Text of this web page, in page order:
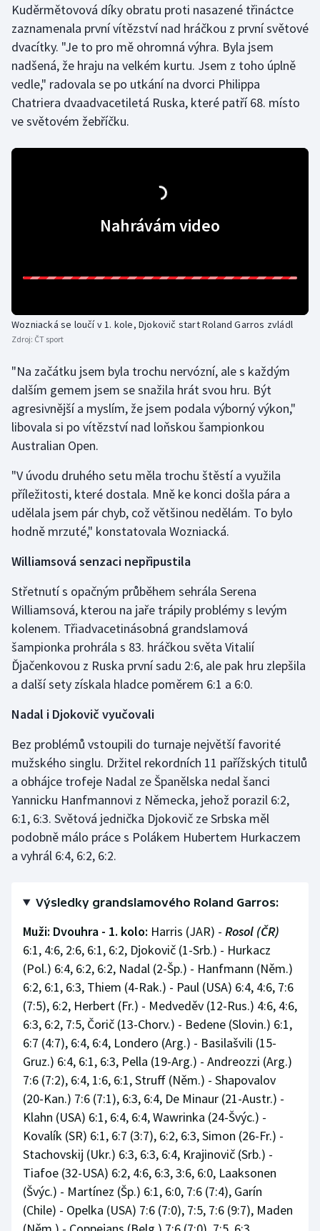
Házená
Jezdectví
Judo
Krasobruslení
Moderní pětiboj
Parasport
Plážový volejbal
Ragby
Rychlostní kanoistika
Short track
Sportovní střelba
Stolní tenis
Triatlon
Veslování
Volejbal
Ostatní
Kuděrmětovová díky obratu proti nasazené třináctce
zaznamenala první vítězství nad hráčkou z první světové
dvacítky. "Je to pro mě ohromná výhra. Byla jsem
nadšená, že hraju na velkém kurtu. Jsem z toho úplně
vedle," radovala se po utkání na dvorci Philippa
Chatriera dvaadvacetiletá Ruska, které patří 68. místo
ve světovém žebříčku.
Nahrávám video
Wozniacká se loučí v 1. kole, Djokovič start Roland Garros zvládl
Zdroj: ČT sport
"Na začátku jsem byla trochu nervózní, ale s každým
dalším gemem jsem se snažila hrát svou hru. Být
agresivnější a myslím, že jsem podala výborný výkon,"
libovala si po vítězství nad loňskou šampionkou
Australian Open.
"V úvodu druhého setu měla trochu štěstí a využila
příležitosti, které dostala. Mně ke konci došla pára a
udělala jsem pár chyb, což většinou nedělám. To bylo
hodně mrzuté," konstatovala Wozniacká.
Williamsová senzaci nepřipustila
Střetnutí s opačným průběhem sehrála Serena
Williamsová, kterou na jaře trápily problémy s levým
kolenem. Třiadvacetinásobná grandslamová
šampionka prohrála s 83. hráčkou světa Vitalií
Ďjačenkovou z Ruska první sadu 2:6, ale pak hru zlepšila
a další sety získala hladce poměrem 6:1 a 6:0.
Nadal i Djokovič vyučovali
Bez problémů vstoupili do turnaje největší favorité
mužského singlu. Držitel rekordních 11 pařížských titulů
a obhájce trofeje Nadal ze Španělska nedal šanci
Yannicku Hanfmannovi z Německa, jehož porazil 6:2,
6:1, 6:3. Světová jednička Djokovič ze Srbska měl
podobně málo práce s Polákem Hubertem Hurkaczem
a vyhrál 6:4, 6:2, 6:2.
Výsledky grandslamového Roland Garros:
Muži: Dvouhra - 1. kolo: Harris (JAR) - Rosol (ČR)
6:1, 4:6, 2:6, 6:1, 6:2, Djokovič (1-Srb.) - Hurkacz
(Pol.) 6:4, 6:2, 6:2, Nadal (2-Šp.) - Hanfmann (Něm.)
6:2, 6:1, 6:3, Thiem (4-Rak.) - Paul (USA) 6:4, 4:6, 7:6
(7:5), 6:2, Herbert (Fr.) - Medveděv (12-Rus.) 4:6, 4:6,
6:3, 6:2, 7:5, Čorič (13-Chorv.) - Bedene (Slovin.) 6:1,
6:7 (4:7), 6:4, 6:4, Londero (Arg.) - Basilašvili (15-
Gruz.) 6:4, 6:1, 6:3, Pella (19-Arg.) - Andreozzi (Arg.)
7:6 (7:2), 6:4, 1:6, 6:1, Struff (Něm.) - Shapovalov
(20-Kan.) 7:6 (7:1), 6:3, 6:4, De Minaur (21-Austr.) -
Klahn (USA) 6:1, 6:4, 6:4, Wawrinka (24-Švýc.) -
Kovalík (SR) 6:1, 6:7 (3:7), 6:2, 6:3, Simon (26-Fr.) -
Stachovskij (Ukr.) 6:3, 6:3, 6:4, Krajinovič (Srb.) -
Tiafoe (32-USA) 6:2, 4:6, 6:3, 3:6, 6:0, Laaksonen
(Švýc.) - Martínez (Šp.) 6:1, 6:0, 7:6 (7:4), Garín
(Chile) - Opelka (USA) 7:6 (7:0), 7:5, 7:6 (9:7), Maden